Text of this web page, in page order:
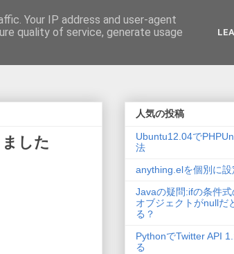
した
人気の投稿
Ubuntu12.04で
法
anything.elを個別に設
Javaの疑問:ifの条件
オブジェクトがnullだ
る？
PythonでTwitter API
る
Your IP address and user-agent
quality of service, generate usage